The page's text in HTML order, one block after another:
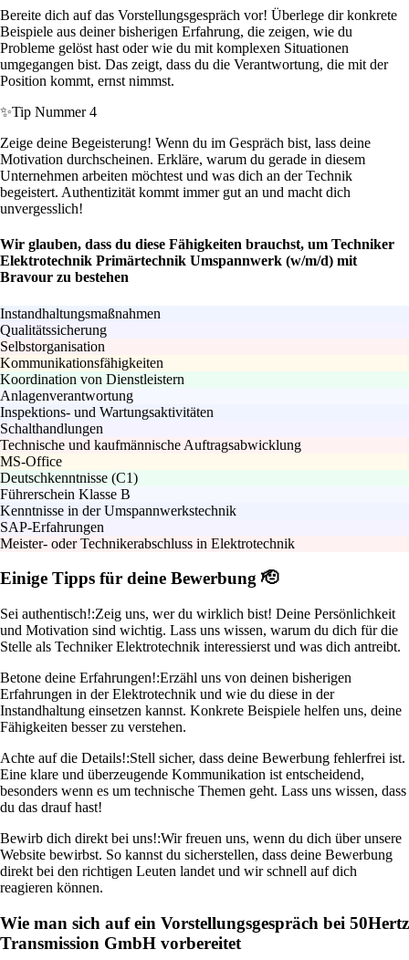
Bereite dich auf das Vorstellungsgespräch vor! Überlege dir konkrete
Beispiele aus deiner bisherigen Erfahrung, die zeigen, wie du
Probleme gelöst hast oder wie du mit komplexen Situationen
umgegangen bist. Das zeigt, dass du die Verantwortung, die mit der
Position kommt, ernst nimmst.
✨Tip Nummer 4
Zeige deine Begeisterung! Wenn du im Gespräch bist, lass deine
Motivation durchscheinen. Erkläre, warum du gerade in diesem
Unternehmen arbeiten möchtest und was dich an der Technik
begeistert. Authentizität kommt immer gut an und macht dich
unvergesslich!
Wir glauben, dass du diese Fähigkeiten brauchst, um Techniker
Elektrotechnik Primärtechnik Umspannwerk (w/m/d) mit
Bravour zu bestehen
Instandhaltungsmaßnahmen
Qualitätssicherung
Selbstorganisation
Kommunikationsfähigkeiten
Koordination von Dienstleistern
Anlagenverantwortung
Inspektions- und Wartungsaktivitäten
Schalthandlungen
Technische und kaufmännische Auftragsabwicklung
MS-Office
Deutschkenntnisse (C1)
Führerschein Klasse B
Kenntnisse in der Umspannwerkstechnik
SAP-Erfahrungen
Meister- oder Technikerabschluss in Elektrotechnik
Einige Tipps für deine Bewerbung 🫡
Sei authentisch!:Zeig uns, wer du wirklich bist! Deine Persönlichkeit
und Motivation sind wichtig. Lass uns wissen, warum du dich für die
Stelle als Techniker Elektrotechnik interessierst und was dich antreibt.
Betone deine Erfahrungen!:Erzähl uns von deinen bisherigen
Erfahrungen in der Elektrotechnik und wie du diese in der
Instandhaltung einsetzen kannst. Konkrete Beispiele helfen uns, deine
Fähigkeiten besser zu verstehen.
Achte auf die Details!:Stell sicher, dass deine Bewerbung fehlerfrei ist.
Eine klare und überzeugende Kommunikation ist entscheidend,
besonders wenn es um technische Themen geht. Lass uns wissen, dass
du das drauf hast!
Bewirb dich direkt bei uns!:Wir freuen uns, wenn du dich über unsere
Website bewirbst. So kannst du sicherstellen, dass deine Bewerbung
direkt bei den richtigen Leuten landet und wir schnell auf dich
reagieren können.
Wie man sich auf ein Vorstellungsgespräch bei 50Hertz
Transmission GmbH vorbereitet